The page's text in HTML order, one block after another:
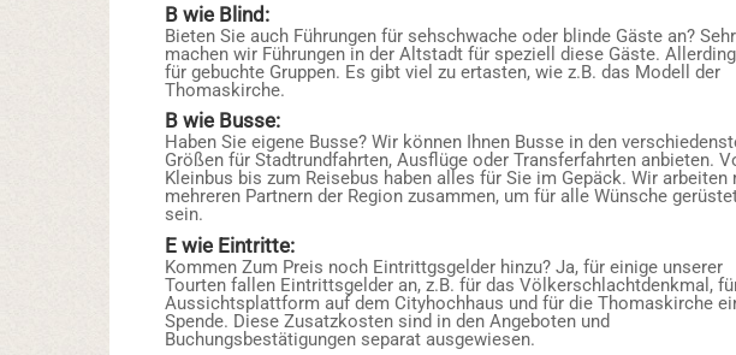
B wie Blind:
Bieten Sie auch Führungen für sehschwache oder blinde Gäste an?
machen wir Führungen in der Altstadt für speziell diese Gäste.
für gebuchte Gruppen. Es gibt viel zu ertasten, wie z.B. das Modell der
Thomaskirche.
B wie Busse:
Haben Sie eigene Busse? Wir können Ihnen Busse in den
Größen für Stadtrundfahrten, Ausflüge oder Transferfahrten anbieten.
Kleinbus bis zum Reisebus haben alles für Sie im Gepäck. Wir arbeiten
mehreren Partnern der Region zusammen, um für alle Wünsche
sein.
E wie Eintritte:
Kommen Zum Preis noch Eintrittgsgelder hinzu? Ja, für einige unserer
Tourten fallen Eintrittsgelder an, z.B. für das Völkerschlachtdenkmal,
Aussichtsplattform auf dem Cityhochhaus und für die Thomaskirche
Spende. Diese Zusatzkosten sind in den Angeboten und
Buchungsbestätigungen separat ausgewiesen.